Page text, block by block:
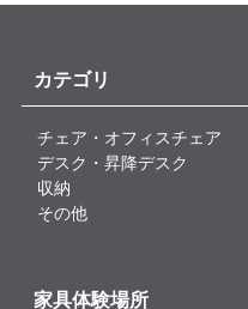
カテゴリ
チェア・オフィスチェア
デスク・昇降デスク
収納
その他
家具体験場所